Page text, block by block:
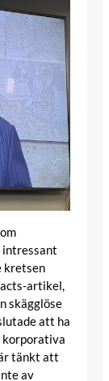
intressant
kretsen
artikel,
skägglöse
att ha
korporativa
tänkt att
av